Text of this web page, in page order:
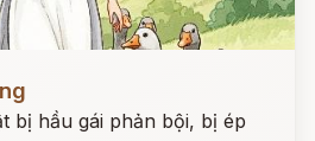
bị hầu gái phản bội, bị ép